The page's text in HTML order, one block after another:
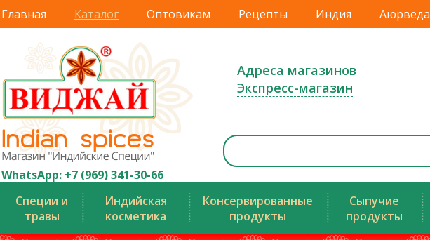
Главная Каталог Оптовикам Рецепты Индия Аюрведа
WhatsApp: +7 (969) 341-30-66
Адреса магазинов
Экспресс-магазин
Специи и
травы
Индийская
косметика
Консервированные
продукты
Сыпучие
продукты